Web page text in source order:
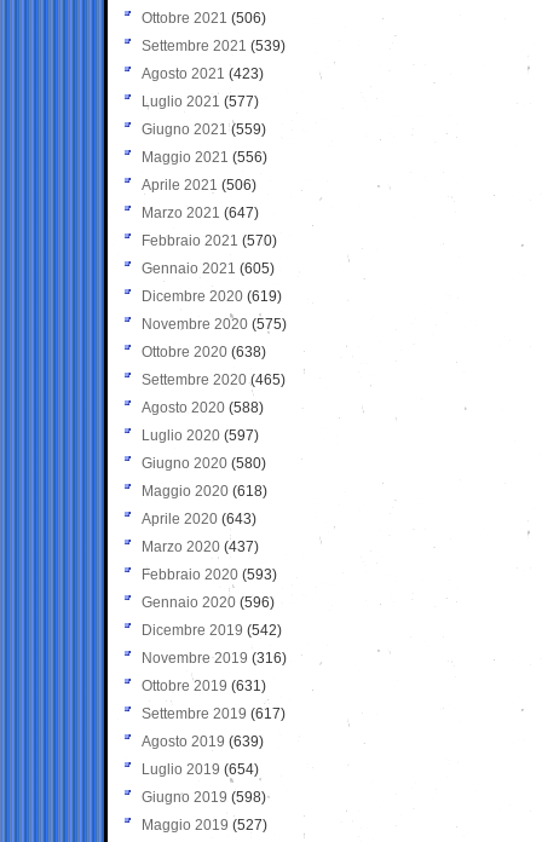
Ottobre 2021 (506)
Settembre 2021 (539)
Agosto 2021 (423)
Luglio 2021 (577)
Giugno 2021(559)
Maggio 2021 (556)
Aprile 2021 (506)
Marzo 2021 (647)
Febbraio 2021 (570)
Gennaio 2021 (605)
Dicembre 2020 (619)
Novembre 2020 (575)
Ottobre 2020 (638)
Settembre 2020(465)
Agosto 2020 (588)
Luglio 2020 (597)
Giugno 2020 (580)
Maggio 2020 (618)
Aprile 2020 (643)
Marzo 2020 (437)
Febbraio 2020 (593)
Gennaio 2020 (596)
Dicembre 2019 (542)
Novembre 2019 (316)
Ottobre 2019 (631)
Settembre 2019 (617)
Agosto 2019 (639)
Luglio 2019 (654)
Giugno 2019 (598)
Maggio 2019 (527)